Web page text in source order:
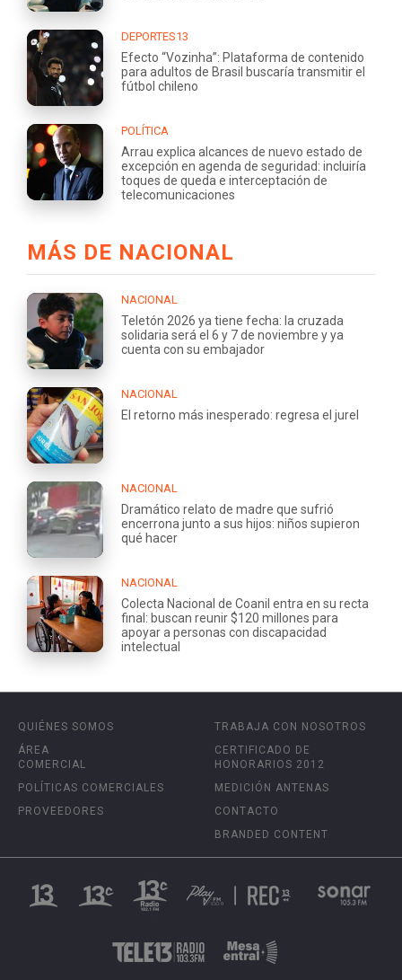
DEPORTES13
Efecto “Vozinha”: Plataforma de contenido
para adultos de Brasil buscaría transmitir el
fútbol chileno
POLÍTICA
Arrau explica alcances de nuevo estado de
excepción en agenda de seguridad: incluiría
toques de queda e interceptación de
telecomunicaciones
MÁS DE NACIONAL
NACIONAL
Teletón 2026 ya tiene fecha: la cruzada
solidaria será el 6 y 7 de noviembre y ya
cuenta con su embajador
NACIONAL
El retorno más inesperado: regresa el jurel
NACIONAL
Dramático relato de madre que sufrió
encerrona junto a sus hijos: niños supieron
qué hacer
NACIONAL
Colecta Nacional de Coanil entra en su recta
final: buscan reunir $120 millones para
apoyar a personas con discapacidad
intelectual
QUIÉNES SOMOS
ÁREA
COMERCIAL
POLÍTICAS COMERCIALES
PROVEEDORES
TRABAJA CON NOSOTROS
CERTIFICADO DE
HONORARIOS 2012
MEDICIÓN ANTENAS
CONTACTO
BRANDED CONTENT